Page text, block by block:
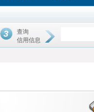
3
查询
信用信息